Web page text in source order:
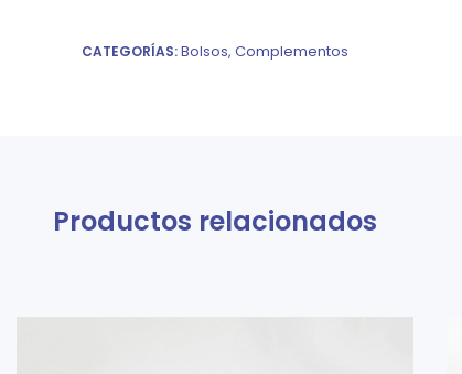
CATEGORÍAS:Bolsos, Complementos
Productos relacionados